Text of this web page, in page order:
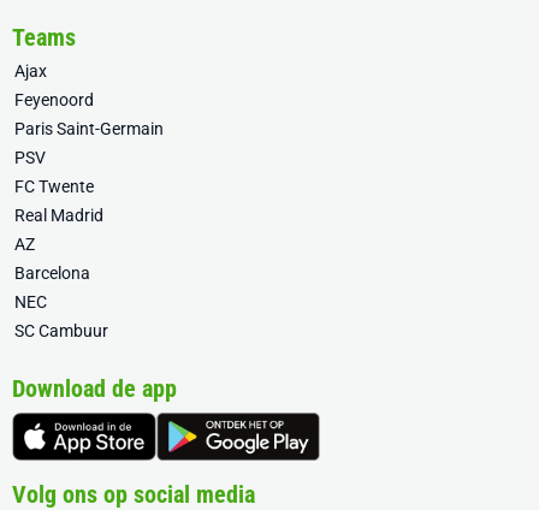
Teams
Ajax
Feyenoord
Paris Saint-Germain
PSV
FC Twente
Real Madrid
AZ
Barcelona
NEC
SC Cambuur
Download de app
Volg ons op social media